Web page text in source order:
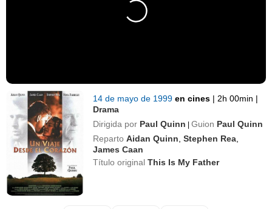
14 de mayo de 1999en cines | 2h 00min |
Drama
Dirigida por Paul Quinn | Guion Paul Quinn
Reparto Aidan Quinn ,Stephen Rea
James Caan
Título originalThis Is My Father